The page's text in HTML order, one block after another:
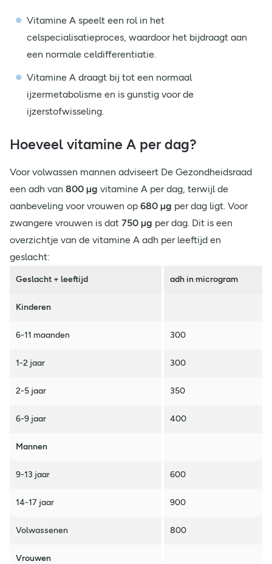
Vitamine A speelt een rol in het
celspecialisatieproces, waardoor het bijdraagt aan
een normale celdifferentiatie.
Vitamine A draagt bij tot een normaal
ijzermetabolisme en is gunstig voor de
ijzerstofwisseling.
Hoeveel vitamine A per dag?
Voor volwassen mannen adviseert De Gezondheidsraad
een adh van 800 µg vitamine A per dag, terwijl de
aanbeveling voor vrouwen op 680 µg per dag ligt. Voor
zwangere vrouwen is dat 750 µg per dag. Dit is een
overzichtje van de vitamine A adh per leeftijd en
geslacht:
Geslacht + leeftijd adh in microgram
Kinderen
6-11 maanden 300
1-2 jaar 300
2-5 jaar 350
6-9 jaar 400
Mannen
9-13 jaar 600
14-17 jaar 900
Volwassenen 800
Vrouwen